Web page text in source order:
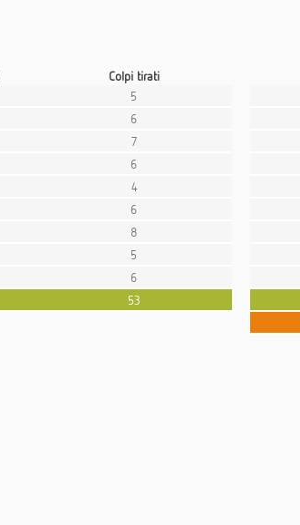
Colpi tirati
5
6
7
6
4
6
8
5
6
53